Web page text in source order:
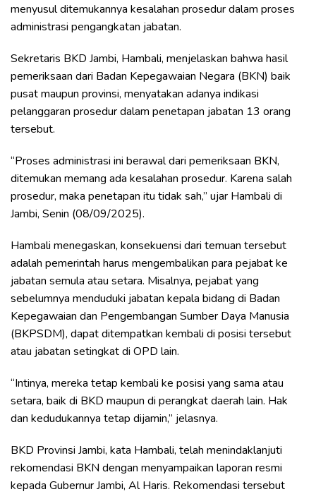
menyusul ditemukannya kesalahan prosedur dalam proses
administrasi pengangkatan jabatan.
Sekretaris BKD Jambi, Hambali, menjelaskan bahwa hasil
pemeriksaan dari Badan Kepegawaian Negara (BKN) baik
pusat maupun provinsi, menyatakan adanya indikasi
pelanggaran prosedur dalam penetapan jabatan 13 orang
tersebut.
“Proses administrasi ini berawal dari pemeriksaan BKN,
ditemukan memang ada kesalahan prosedur. Karena salah
prosedur, maka penetapan itu tidak sah,” ujar Hambali di
Jambi, Senin (08/09/2025).
Hambali menegaskan, konsekuensi dari temuan tersebut
adalah pemerintah harus mengembalikan para pejabat ke
jabatan semula atau setara. Misalnya, pejabat yang
sebelumnya menduduki jabatan kepala bidang di Badan
Kepegawaian dan Pengembangan Sumber Daya Manusia
(BKPSDM), dapat ditempatkan kembali di posisi tersebut
atau jabatan setingkat di OPD lain.
“Intinya, mereka tetap kembali ke posisi yang sama atau
setara, baik di BKD maupun di perangkat daerah lain. Hak
dan kedudukannya tetap dijamin,” jelasnya.
BKD Provinsi Jambi, kata Hambali, telah menindaklanjuti
rekomendasi BKN dengan menyampaikan laporan resmi
kepada Gubernur Jambi, Al Haris. Rekomendasi tersebut